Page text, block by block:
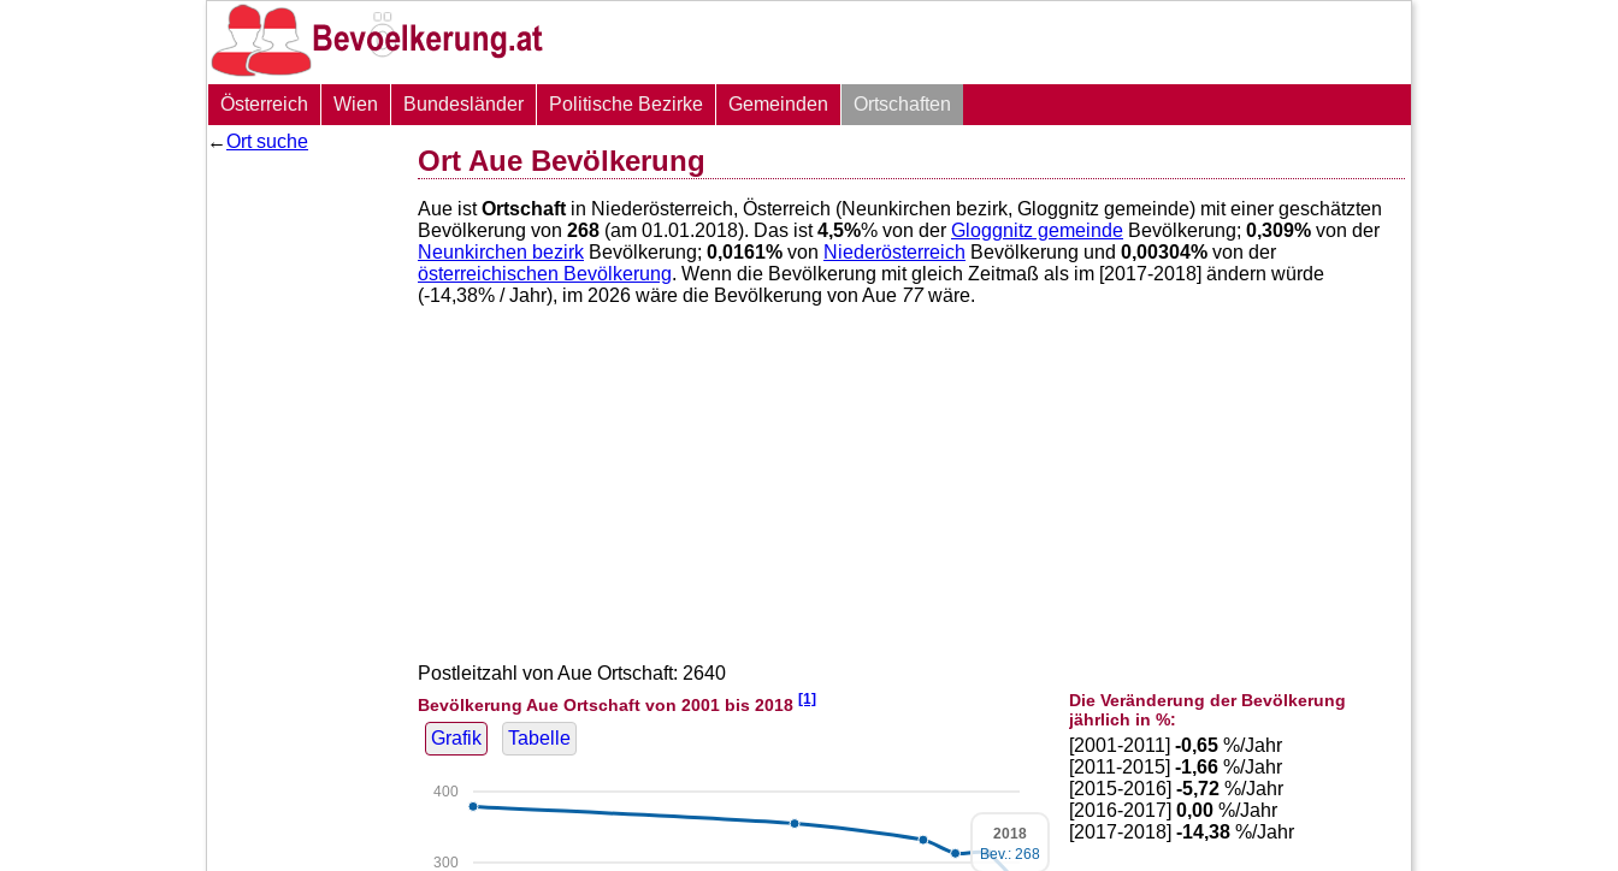
Österreich Wien Bundesländer Politische Bezirke Gemeinden
Ortschaften
←Ort suche
Ort Aue Bevölkerung
Aue istOrtschaft in Niederösterreich, Österreich (Neunkirchen bezirk, Gloggnitz gemeinde) mit einer geschätzten
Bevölkerung von 268 (am 01.01.2018). Das ist4,5%% von der Gloggnitz gemeinde Bevölkerung; 0,309% von der
Neunkirchen bezirk Bevölkerung; 0,0161% von Niederösterreich Bevölkerung und 0,00304% von der
österreichischen Bevölkerung. Wenn die Bevölkerung mit gleich Zeitmaß als im [2017-2018] ändern würde
(-14,38% / Jahr), im 2026 wäre die Bevölkerung von Aue 77wäre.
Postleitzahl von Aue Ortschaft: 2640
Bevölkerung Aue Ortschaft von 2001 bis 2018 [1]
Grafik Tabelle
300
400
2018
Bev.: 268
Die Veränderung der Bevölkerung
jährlich in %:
[2001-2011]-0,65 %/Jahr
[2011-2015]-1,66 %/Jahr
[2015-2016]-5,72 %/Jahr
[2016-2017]0,00 %/Jahr
[2017-2018]-14,38 %/Jahr